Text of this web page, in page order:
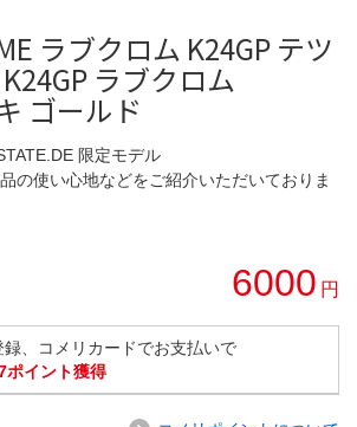
ラブクロム K24GP テツ
ラブクロム
ゴールド
限定モデル
の使い心地などをご紹介いただいておりま
6000 円
、コメリカードでお支払いで
ポイント獲得